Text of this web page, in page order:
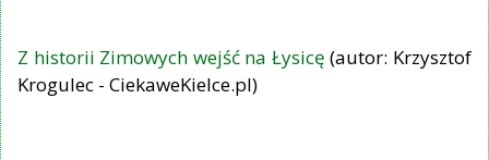
Z historii Zimowych wejść na Łysicę (autor: Krzysztof
Krogulec - CiekaweKielce.pl)